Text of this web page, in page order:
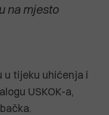
na mjesto
u tijeku uhićenja i
USKOK-a,